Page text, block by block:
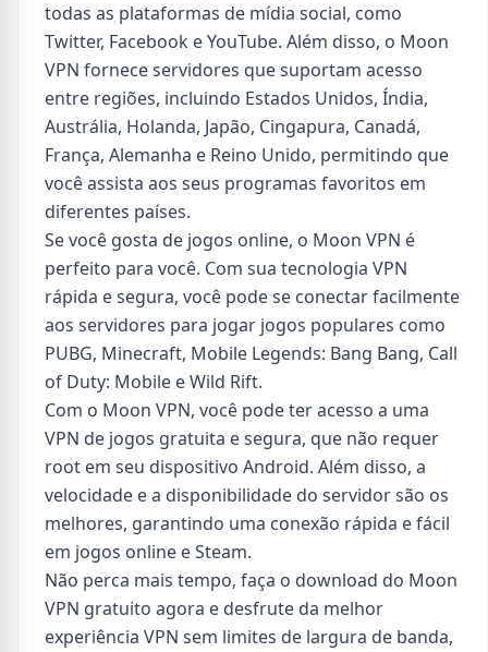
todas as plataformas de mídia social, como
Twitter, Facebook e YouTube. Além disso, o Moon
VPN fornece servidores que suportam acesso
entre regiões, incluindo Estados Unidos, Índia,
Austrália, Holanda, Japão, Cingapura, Canadá,
França, Alemanha e Reino Unido, permitindo que
você assista aos seus programas favoritos em
diferentes países.
Se você gosta de jogos online, o Moon VPN é
perfeito para você. Com sua tecnologia VPN
rápida e segura, você pode se conectar facilmente
aos servidores para jogar jogos populares como
PUBG, Minecraft, Mobile Legends: Bang Bang, Call
of Duty: Mobile e Wild Rift.
Com o Moon VPN, você pode ter acesso a uma
VPN de jogos gratuita e segura, que não requer
root em seu dispositivo Android. Além disso, a
velocidade e a disponibilidade do servidor são os
melhores, garantindo uma conexão rápida e fácil
em jogos online e Steam.
Não perca mais tempo, faça o download do Moon
VPN gratuito agora e desfrute da melhor
experiência VPN sem limites de largura de banda,